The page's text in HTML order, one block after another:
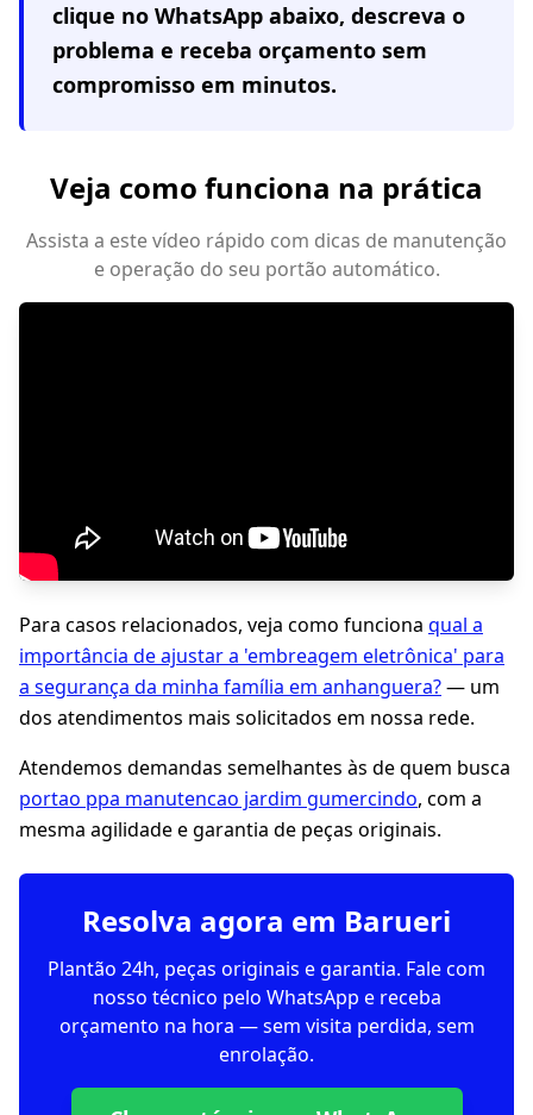
clique no WhatsApp abaixo, descreva o
problema e receba orçamento sem
compromisso em minutos.
Veja como funciona na prática
Assista a este vídeo rápido com dicas de manutenção
e operação do seu portão automático.
Para casos relacionados, veja como funciona qual a
importância de ajustar a 'embreagem eletrônica' para
a segurança da minha família em anhanguera?— um
dos atendimentos mais solicitados em nossa rede.
Atendemos demandas semelhantes às de quem busca
portao ppa manutencao jardim gumercindo, com a
mesma agilidade e garantia de peças originais.
Resolva agora em Barueri
Plantão 24h, peças originais e garantia. Fale com
nosso técnico pelo WhatsApp e receba
orçamento na hora — sem visita perdida, sem
enrolação.